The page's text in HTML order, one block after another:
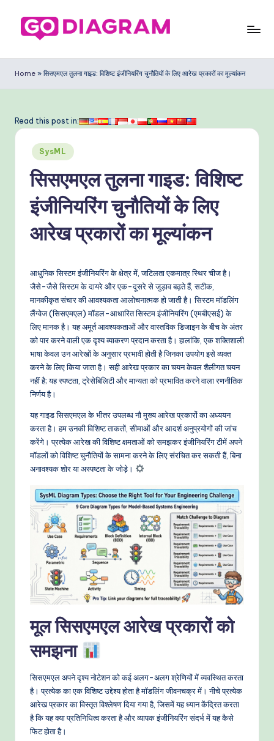
o
ia
g
ra
m
di
P
o
e
A
W
w
&
M
d
rn
Home » सिसएमएल तुलना गाइड: विशिष्ट इंजीनियरिंग चुनौतियों के लिए आरेख प्रकारों का मूल्यांकन
Read this post in:
Posted
in
SysML
सिसएमएल तुलना गाइड: विशिष्ट
इंजीनियरिंग चुनौतियों के लिए
आरेख प्रकारों का मूल्यांकन
आधुनिक सिस्टम इंजीनियरिंग के क्षेत्र में, जटिलता एकमात्र स्थिर चीज है।
जैसे-जैसे सिस्टम के दायरे और एक-दूसरे से जुड़ाव बढ़ते हैं, सटीक,
मानकीकृत संचार की आवश्यकता आलोचनात्मक हो जाती है। सिस्टम मॉडलिंग
लैंग्वेज (सिसएमएल) मॉडल-आधारित सिस्टम इंजीनियरिंग (एमबीएसई) के
लिए मानक है। यह अमूर्त आवश्यकताओं और वास्तविक डिजाइन के बीच के अंतर
को पार करने वाली एक दृश्य व्याकरण प्रदान करता है। हालांकि, एक शक्तिशाली
भाषा केवल उन आरेखों के अनुसार प्रभावी होती है जिनका उपयोग इसे व्यक्त
करने के लिए किया जाता है। सही आरेख प्रकार का चयन केवल शैलीगत चयन
नहीं है; यह स्पष्टता, ट्रेसेबिलिटी और मान्यता को प्रभावित करने वाला रणनीतिक
निर्णय है।
यह गाइड सिसएमएल के भीतर उपलब्ध नौ मुख्य आरेख प्रकारों का अध्ययन
करता है। हम उनकी विशिष्ट ताकतों, सीमाओं और आदर्श अनुप्रयोगों की जांच
करेंगे। प्रत्येक आरेख की विशिष्ट क्षमताओं को समझकर इंजीनियरिंग टीमें अपने
मॉडलों को विशिष्ट चुनौतियों के सामना करने के लिए संरचित कर सकती हैं, बिना
अनावश्यक शोर या अस्पष्टता के जोड़े।
मूल सिसएमएल आरेख प्रकारों को
समझना
सिसएमएल अपने दृश्य नोटेशन को कई अलग-अलग श्रेणियों में व्यवस्थित करता
है। प्रत्येक का एक विशिष्ट उद्देश्य होता है मॉडलिंग जीवनचक्र में। नीचे प्रत्येक
आरेख प्रकार का विस्तृत विश्लेषण दिया गया है, जिसमें यह ध्यान केंद्रित करता
है कि यह क्या प्रतिनिधित्व करता है और व्यापक इंजीनियरिंग संदर्भ में यह कैसे
फिट होता है।